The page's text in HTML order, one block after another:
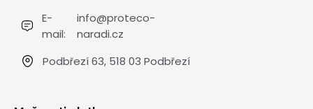
E-
mail:
info@proteco-
naradi.cz
Podbřezí 63, 518 03 Podbřezí